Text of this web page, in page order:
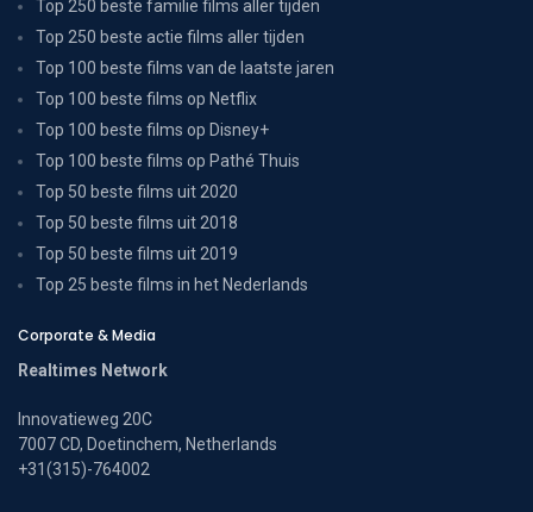
Top 250 beste familie films aller tijden
Top 250 beste actie films aller tijden
Top 100 beste films van de laatste jaren
Top 100 beste films op Netflix
Top 100 beste films op Disney+
Top 100 beste films op Pathé Thuis
Top 50 beste films uit 2020
Top 50 beste films uit 2018
Top 50 beste films uit 2019
Top 25 beste films in het Nederlands
Corporate & Media
Realtimes Network
Innovatieweg 20C
7007 CD, Doetinchem, Netherlands
+31(315)-764002